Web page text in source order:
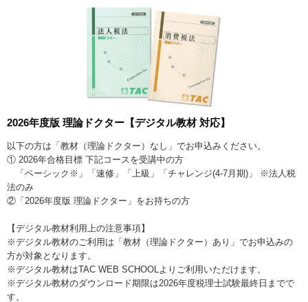
2026年度版 理論ドクター【デジタル教材 対応】
以下の方は「教材（理論ドクター）なし」でお申込みください。
① 2026年合格目標 下記コースを受講中の方
「ベーシック※」「速修」「上級」「チャレンジ(4-7月期)」 ※法人税
法のみ
②「2026年度版 理論ドクター」をお持ちの方
【デジタル教材利用上の注意事項】
※デジタル教材のご利用は「教材（理論ドクター）あり」でお申込みの
方が対象となります。
※デジタル教材はTAC WEB SCHOOLよりご利用いただけます。
※デジタル教材のダウンロード期限は2026年度税理士試験最終日までで
す。